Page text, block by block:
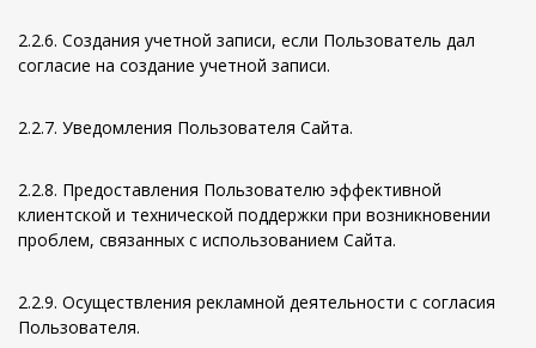
2.2.6. Создания учетной записи, если Пользователь дал
согласие на создание учетной записи.
2.2.7. Уведомления Пользователя Сайта.
2.2.8. Предоставления Пользователю эффективной
клиентской и технической поддержки при возникновении
проблем, связанных с использованием Сайта.
2.2.9. Осуществления рекламной деятельности с согласия
Пользователя.